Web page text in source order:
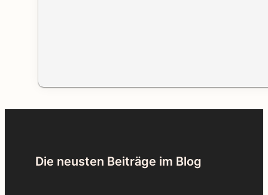
Die neusten Beiträge im Blog